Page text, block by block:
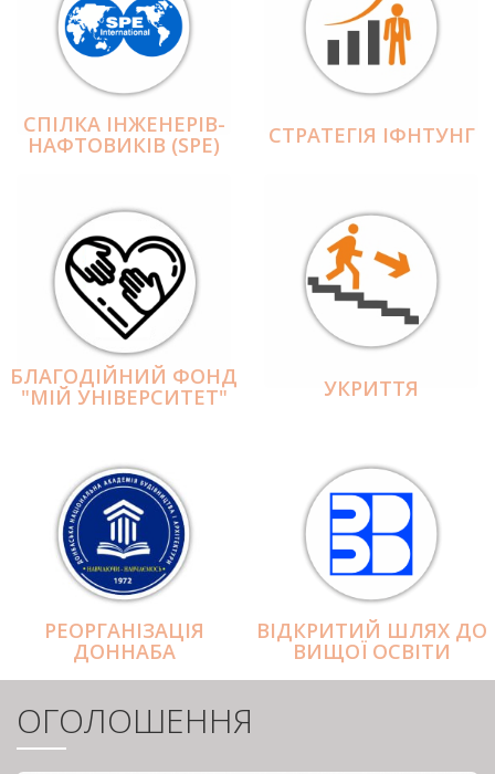
СПІЛКА ІНЖЕНЕРІВ-
НАФТОВИКІВ (SPE) СТРАТЕГІЯ ІФНТУНГ
БЛАГОДІЙНИЙ ФОНД
"МІЙ УНІВЕРСИТЕТ" УКРИТТЯ
РЕОРГАНІЗАЦІЯ
ДОННАБА
ВІДКРИТИЙ ШЛЯХ ДО
ВИЩОЇ ОСВІТИ
ОГОЛОШЕННЯ